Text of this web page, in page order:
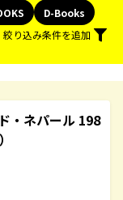
D-Books
絞り込み条件を追加
・ネパール 198